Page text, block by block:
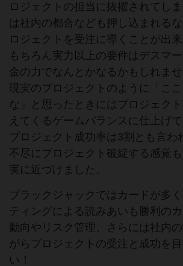
ロジェクトの担当に抜擢されてし
は社内の都合なども押し込まれる
ロジェクトを受注に導くことが出来
もちろん実力以上の要件はデスマ
金の力でなんとかなるかもしれませ
現実のプロジェクトのように「こ
な」と思ったときにはプロジェク
えてくるゲームバランスに仕上げ
プロジェクト成功率は3割とも言わ
不尽にプロジェクト破綻する感覚
実に近づけました。
ブラックジャックではカードが多
ティングによる読みあいも勝利の
動向やリスク管理、さらには社内
がらプロジェクトの受注と成功を
い！